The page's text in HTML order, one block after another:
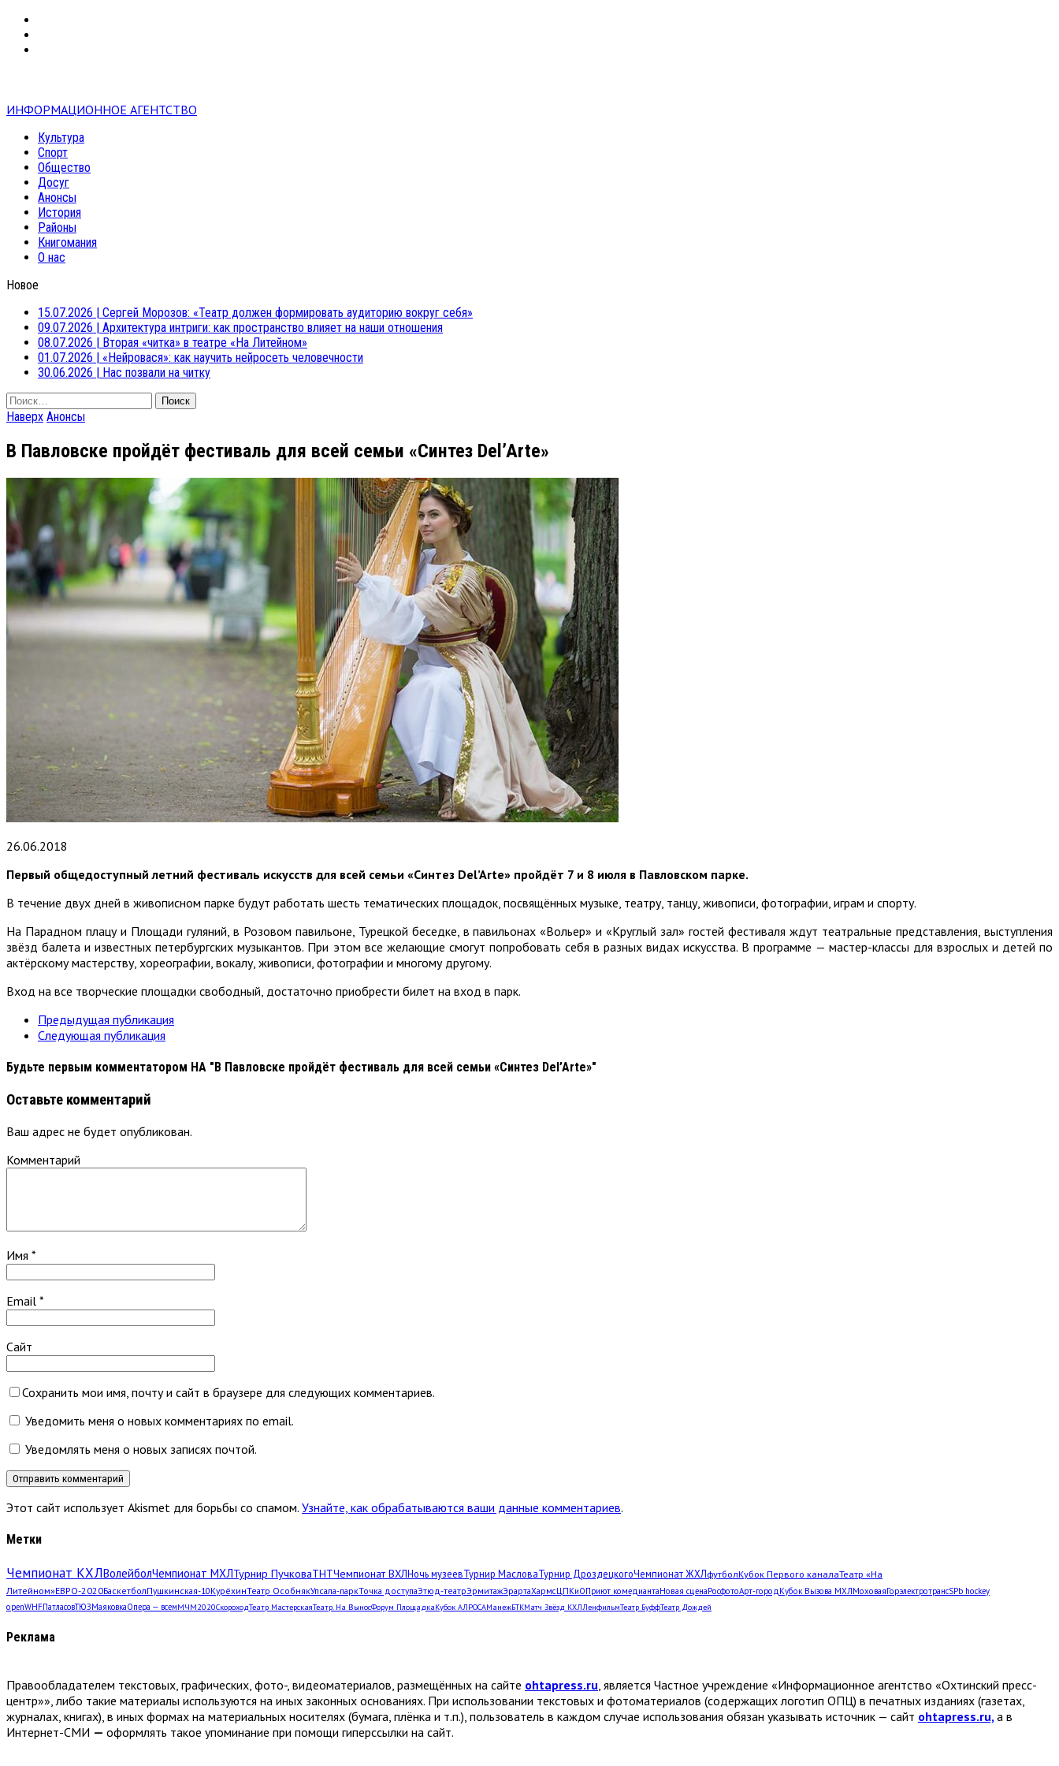
ИНФОРМАЦИОННОЕ АГЕНТСТВО
Культура
Спорт
Общество
Досуг
Анонсы
История
Районы
Книгомания
О нас
Новое
15.07.2026 | Сергей Морозов: «Театр должен формировать аудиторию вокруг себя»
09.07.2026 | Архитектура интриги: как пространство влияет на наши отношения
08.07.2026 | Вторая «читка» в театре «На Литейном»
01.07.2026 | «Нейровася»: как научить нейросеть человечности
30.06.2026 | Нас позвали на читку
Найти:
Наверх Анонсы
В Павловске пройдёт фестиваль для всей семьи «Синтез Del’Arte»
26.06.2018
Первый общедоступный летний фестиваль искусств для всей семьи «Синтез Del’Arte» пройдёт 7 и 8 июля в Павловском парке.
В течение двух дней в живописном парке будут работать шесть тематических площадок, посвящённых музыке, театру, танцу, живописи, фотографии, играм и спорту.
На Парадном плацу и Площади гуляний, в Розовом павильоне, Турецкой беседке, в павильонах «Вольер» и «Круглый зал» гостей фестиваля ждут театральные представления, выступления
звёзд балета и известных петербургских музыкантов. При этом все желающие смогут попробовать себя в разных видах искусства. В программе — мастер-классы для взрослых и детей по
актёрскому мастерству, хореографии, вокалу, живописи, фотографии и многому другому.
Вход на все творческие площадки свободный, достаточно приобрести билет на вход в парк.
Предыдущая публикация
Следующая публикация
Будьте первым комментатором НА "В Павловске пройдёт фестиваль для всей семьи «Синтез Del’Arte»"
Оставьте комментарий
Ваш адрес не будет опубликован.
Комментарий
Имя *
Email *
Сайт
Сохранить мои имя, почту и сайт в браузере для следующих комментариев.
Уведомить меня о новых комментариях по email.
Уведомлять меня о новых записях почтой.
Этот сайт использует Akismet для борьбы со спамом. Узнайте, как обрабатываются ваши данные комментариев.
Метки
Чемпионат КХЛВолейболЧемпионат МХЛТурнир ПучковаТНТЧемпионат ВХЛНочь музеевТурнир МасловаТурнир ДроздецкогоЧемпионат ЖХЛфутболКубок Первого каналаТеатр «На
Литейном»ЕВРО-2020БаскетболПушкинская-10КурёхинТеатр ОсобнякУпсала-паркТочка доступаЭтюд-театрЭрмитажЭрартаХармсЦПКиОПриют комедиантаНовая сценаРосфотоАрт-город Кубок Вызова МХЛМоховаяГорэлектротрансSPb hockey
openWHFПатласовТЮЗМаяковкаОпера — всемМЧМ2020СкороходТеатр МастерскаяТеатр. На ВыносФорум ПлощадкаКубок АЛРОСАМанежБТКМатч Звёзд КХЛЛенфильмТеатр БуффТеатр Дождей
Реклама
Правообладателем текстовых, графических, фото-, видеоматериалов, размещённых на сайте ohtapress.ru, является Частное учреждение «Информационное агентство «Охтинский пресс-
центр»», либо такие материалы используются на иных законных основаниях. При использовании текстовых и фотоматериалов (содержащих логотип ОПЦ) в печатных изданиях (газетах,
журналах, книгах), в иных формах на материальных носителях (бумага, плёнка и т.п.), пользователь в каждом случае использования обязан указывать источник — сайт ohtapress.ru, а в
Интернет-СМИ — оформлять такое упоминание при помощи гиперссылки на сайт.